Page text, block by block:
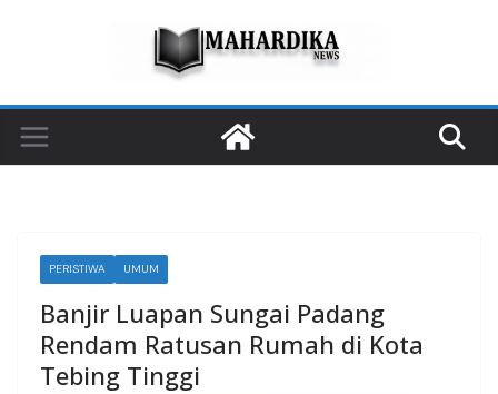
PERISTIWA UMUM
Banjir Luapan Sungai Padang
Rendam Ratusan Rumah di Kota
Tebing Tinggi